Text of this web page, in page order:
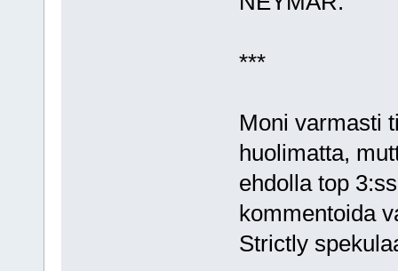
***
Moni varmasti
huolimatta,
ehdolla top
kommentoida
Strictly